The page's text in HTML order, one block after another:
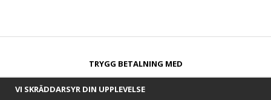
TRYGG BETALNING MED​
VI SKRÄDDARSYR DIN UPPLEVELSE